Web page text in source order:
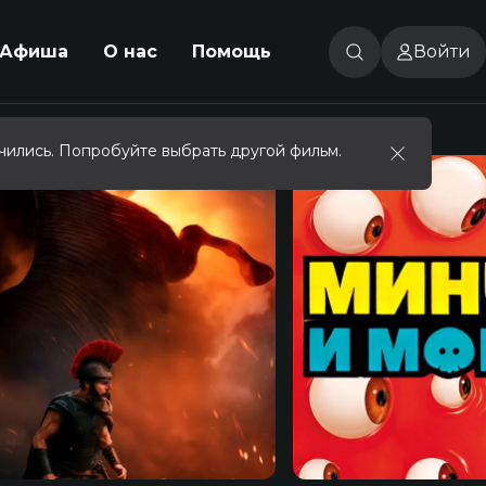
Афиша О нас Помощь Войти
Попробуйте выбрать другой фильм.